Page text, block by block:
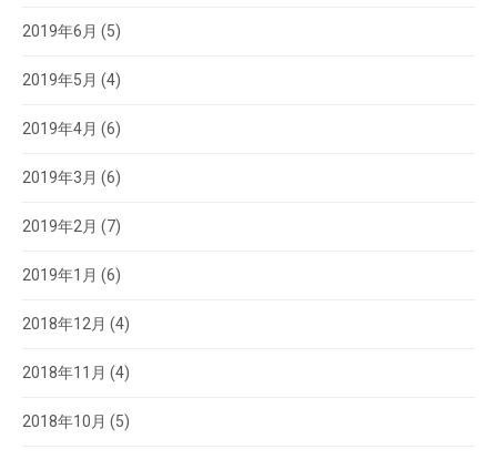
2019年6月 (5)
2019年5月 (4)
2019年4月 (6)
2019年3月 (6)
2019年2月 (7)
2019年1月 (6)
2018年12月 (4)
2018年11月 (4)
2018年10月 (5)